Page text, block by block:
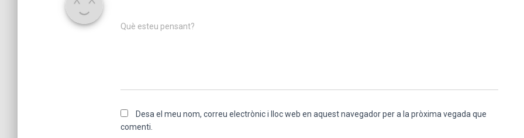
Què esteu pensant?
Desa el meu nom, correu electrònic i lloc web en aquest navegador per a la pròxima vegada que
comenti.